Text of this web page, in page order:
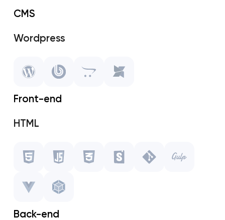
CMS
Wordpress
1C Bitrix
Front-end
HTML
Javascript
Storybook
Back-end